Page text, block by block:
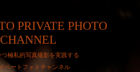
PRIVATE PHOTO
CHANNEL
極私的写真撮影を実践する
ベートフォトチャンネル